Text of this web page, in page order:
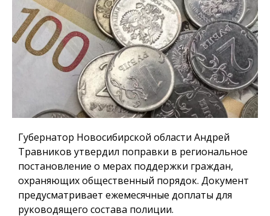
Губернатор Новосибирской области Андрей
Травников утвердил поправки в региональное
постановление о мерах поддержки граждан,
охраняющих общественный порядок. Документ
предусматривает ежемесячные доплаты для
руководящего состава полиции.